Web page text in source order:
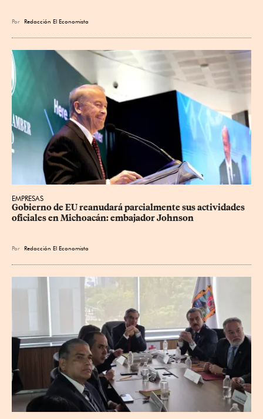
Por Redacción El Economista
EMPRESAS
Gobierno de EU reanudará parcialmente sus actividades
oficiales en Michoacán: embajador Johnson
Por Redacción El Economista